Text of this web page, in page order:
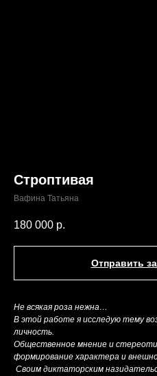
Строптивая
Вафина Татьяна
180 000 р.
Отправить
Не всякая роза нежна…
В этой работе я исследую тему
личность.
Общественное мнение и
формирование характера и
Своим диктаторским